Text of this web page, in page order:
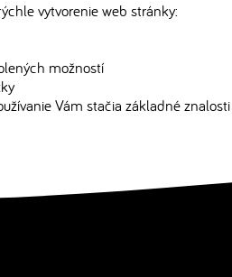
vytvorenie web stránky:
možností
Vám stačia základné